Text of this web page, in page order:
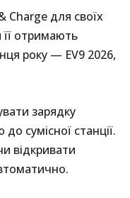
Charge для своїх
її отримають
року — EV9 2026,
зарядку
сумісної станції.
відкривати